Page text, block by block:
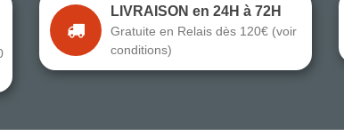
LIVRAISON en 24H à 72H
Gratuite en Relais dès 120€ (voir
conditions)